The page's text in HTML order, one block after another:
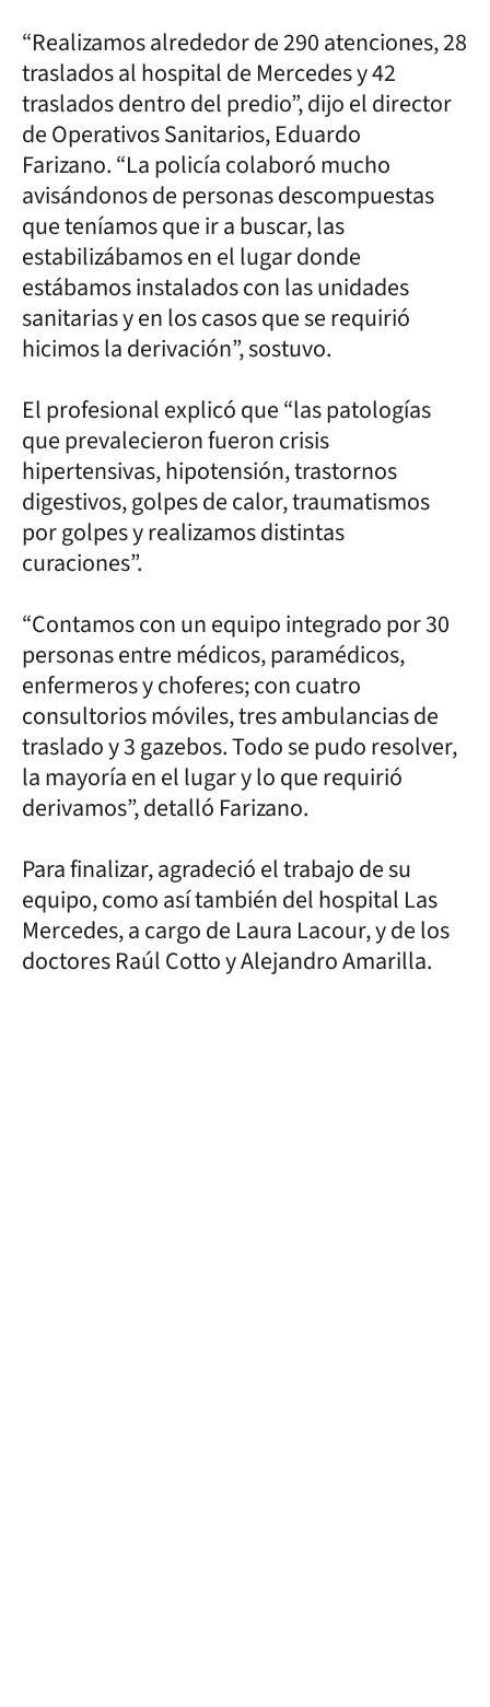
“Realizamos alrededor de 290 atenciones, 28
traslados al hospital de Mercedes y 42
traslados dentro del predio”, dijo el director
de Operativos Sanitarios, Eduardo
Farizano. “La policía colaboró mucho
avisándonos de personas descompuestas
que teníamos que ir a buscar, las
estabilizábamos en el lugar donde
estábamos instalados con las unidades
sanitarias y en los casos que se requirió
hicimos la derivación”, sostuvo.
El profesional explicó que “las patologías
que prevalecieron fueron crisis
hipertensivas, hipotensión, trastornos
digestivos, golpes de calor, traumatismos
por golpes y realizamos distintas
curaciones”.
“Contamos con un equipo integrado por 30
personas entre médicos, paramédicos,
enfermeros y choferes; con cuatro
consultorios móviles, tres ambulancias de
traslado y 3 gazebos. Todo se pudo resolver,
la mayoría en el lugar y lo que requirió
derivamos”, detalló Farizano.
Para finalizar, agradeció el trabajo de su
equipo, como así también del hospital Las
Mercedes, a cargo de Laura Lacour, y de los
doctores Raúl Cotto y Alejandro Amarilla.